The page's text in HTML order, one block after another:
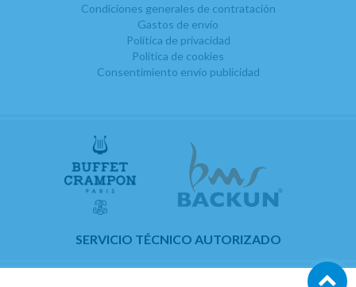
Condiciones generales de contratación
Gastos de envío
Política de privacidad
Política de cookies
Consentimiento envío publicidad
SERVICIO TÉCNICO AUTORIZADO